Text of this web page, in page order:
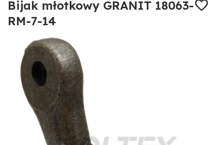
Bijak młotkowy GRANIT 18063-
RM-7-14